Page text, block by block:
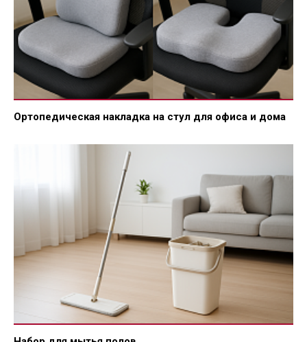
Ортопедическая накладка на стул для офиса и дома